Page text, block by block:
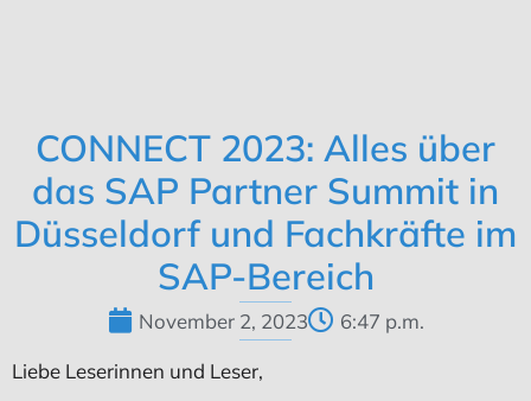
CONNECT 2023: Alles über
das SAP Partner Summit in
Düsseldorf und Fachkräfte im
SAP-Bereich
November 2, 2023
6:47 p.m.
Liebe Leserinnen und Leser,